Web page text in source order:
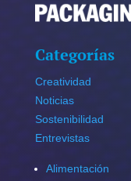
Categorías
Creatividad
Noticias
Sostenibilidad
Entrevistas
Alimentación